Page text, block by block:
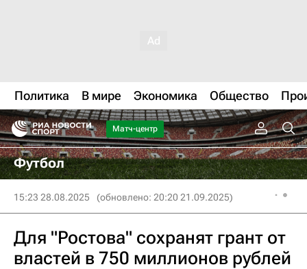
Политика В мире Экономика Общество
Матч-центр
Футбол
15:23 28.08.2025 (обновлено: 20:20 21.09.2025)
Для "Ростова" сохранят грант от
властей в 750 миллионов рублей